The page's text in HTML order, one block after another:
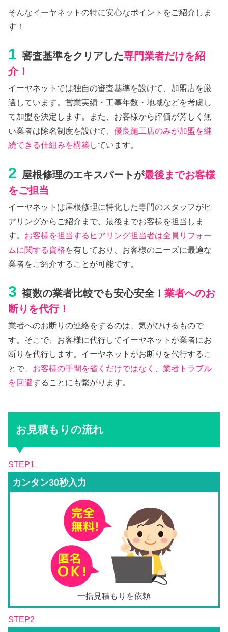
そんなイーヤネットの特に安心なポイントをご紹介しま
す！
1 審査基準をクリアした専門業者だけを紹
介！
イーヤネットでは独自の審査基準を設けて、加盟店を厳
選しています。営業実績・工事年数・地域などを考慮し
て加盟を決定します。また、お客様から評価が芳しく無
い業者は除名制度を設けて、優良施工店のみが加盟を継
続できる仕組みを構築しています。
2 屋根修理のエキスパートが最後までお客様
をご担当
イーヤネットは屋根修理に特化した専門のスタッフがヒ
アリングからご紹介まで、最後までお客様を担当しま
す。 お客様を担当するヒアリング担当者は全員リフォー
ムに関する資格を有しており、お客様のニーズに最適な
業者をご紹介することが可能です。
3 複数の業者比較でも安心安全！業者へのお
断りを代行！
業者へのお断りの連絡をするのは、気がひけるもので
す。そこで、お客様に代行してイーヤネットが業者にお
断りを代行します。イーヤネットがお断りを代行するこ
とで、 お客様の手間を省くだけではなく、業者トラブル
を回避することにも繋がります。
お見積もりの流れ
STEP1
カンタン30秒入力
一括見積もりを依頼
STEP2